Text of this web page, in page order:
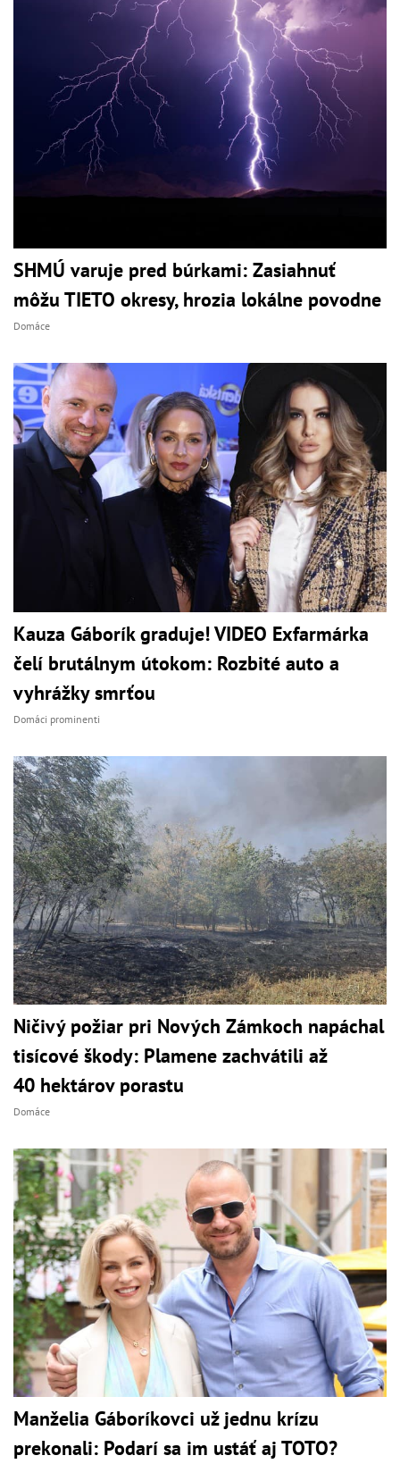
SHMÚ varuje pred búrkami: Zasiahnuť
môžu TIETO okresy, hrozia lokálne povodne
Domáce
Kauza Gáborík graduje! VIDEO Exfarmárka
čelí brutálnym útokom: Rozbité auto a
vyhrážky smrťou
Domáci prominenti
Ničivý požiar pri Nových Zámkoch napáchal
tisícové škody: Plamene zachvátili až
40 hektárov porastu
Domáce
Manželia Gáboríkovci už jednu krízu
prekonali: Podarí sa im ustáť aj TOTO?